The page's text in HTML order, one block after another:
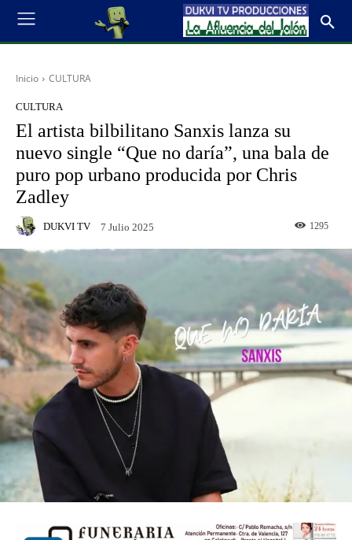
Inicio CULTURA
CULTURA
El artista bilbilitano Sanxis lanza su
nuevo single “Que no daría”, una bala de
puro pop urbano producida por Chris
Zadley
DUKVI TV 7 Julio 2025 1295